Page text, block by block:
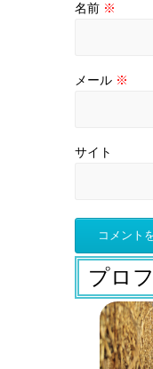
名前 ※
メール ※
サイト
プロ